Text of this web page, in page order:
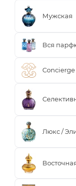
Мужская
Вся
Concierge
Люкс /